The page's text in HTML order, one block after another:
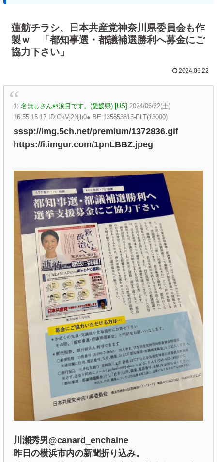
蓮舫チラシ、日本共産党神奈川県委員会も作
製ｗ 「都知事選・都議補選勝利へ募金にご
協力下さい」
2024.06.22
1: 名無しさん＠涙目です。(愛媛県) [US] 2024/06/22(土)
16:55:15.17 ID:OkVj2Njh0● BE:135853815-PLT(13000)
sssp://img.5ch.net/premium/1372836.gif
https://i.imgur.com/1pnLBBZ.jpeg
川瀬秀男@canard_enchaine
昨日の横浜市内の新聞折り込み。